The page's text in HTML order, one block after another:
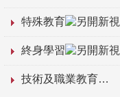
特殊教育
終身學習
技術及職業教育